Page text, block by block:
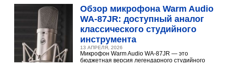
Обзор микрофона Warm Audio
WA‑87JR: доступный аналог
классического студийного
инструмента
13 АПРЕЛЯ, 2026
Микрофон Warm Audio WA‑87JR — это
бюджетная версия легендарного студийного